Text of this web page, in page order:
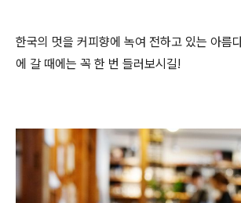
한국의 멋을 커피향에 녹여 전하고 있는 아름
에 갈 때에는 꼭 한 번 들러보시길!